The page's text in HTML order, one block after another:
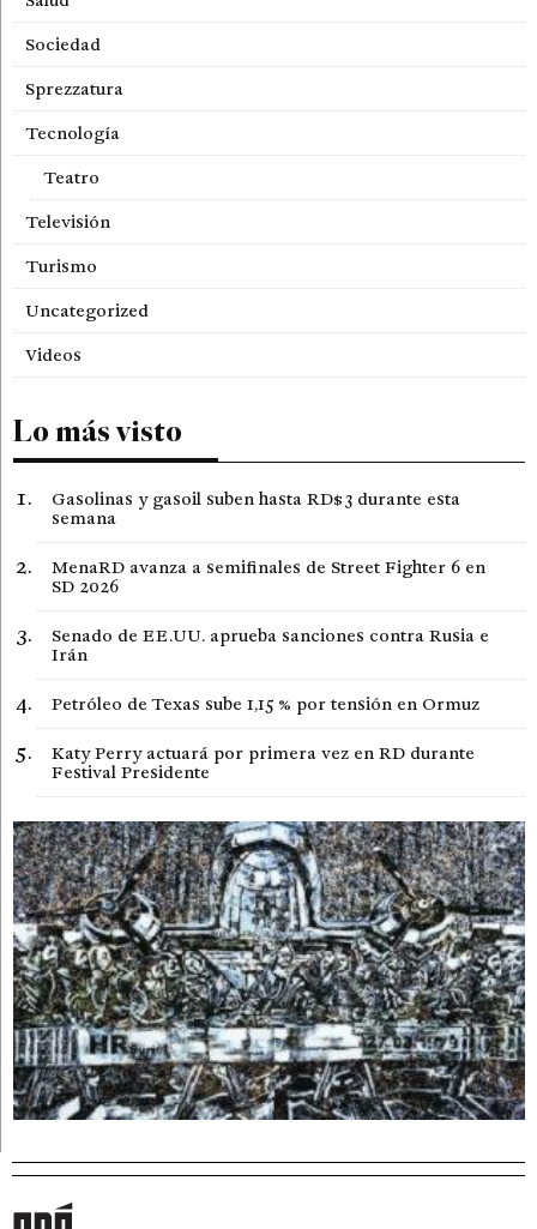
Sociedad
Sprezzatura
Tecnología
Teatro
Televisión
Turismo
Uncategorized
Videos
Lo más visto
Gasolinas y gasoil suben hasta RD$3 durante esta
semana
MenaRD avanza a semifinales de Street Fighter 6 en
SD 2026
Senado de EE.UU. aprueba sanciones contra Rusia e
Irán
Petróleo de Texas sube 1,15 % por tensión en Ormuz
Katy Perry actuará por primera vez en RD durante
Festival Presidente